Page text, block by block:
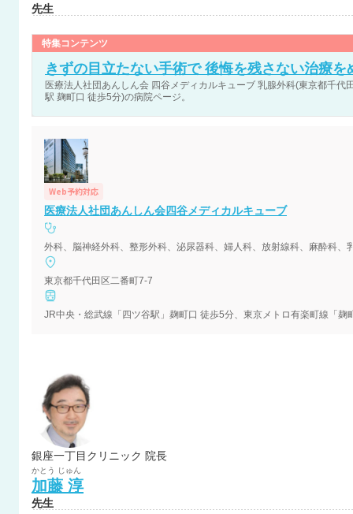
先生
特集コンテンツ
きずの目立たない手術で 後悔を残さない治療を
医療法人社団あんしん会 四谷メディカルキューブ 乳腺外科(東京都千代
駅 麹町口 徒歩5分)の病院ページ。
Web予約対応
医療法人社団あんしん会四谷メディカルキューブ
外科、脳神経外科、整形外科、泌尿器科、婦人科、放射線科、麻酔科
東京都千代田区二番町7-7
JR中央・総武線「四ツ谷駅」麹町口 徒歩5分、東京メトロ有楽町線「麹
銀座一丁目クリニック 院長
かとう じゅん
加藤 淳
先生